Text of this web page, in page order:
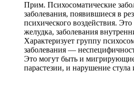
Прим. Психосоматические
заболевания, появившиеся в
психического воздействия.
желудка, заболевания
Характеризует группу
заболевания —
Это могут быть и
парастезии, и нарушение